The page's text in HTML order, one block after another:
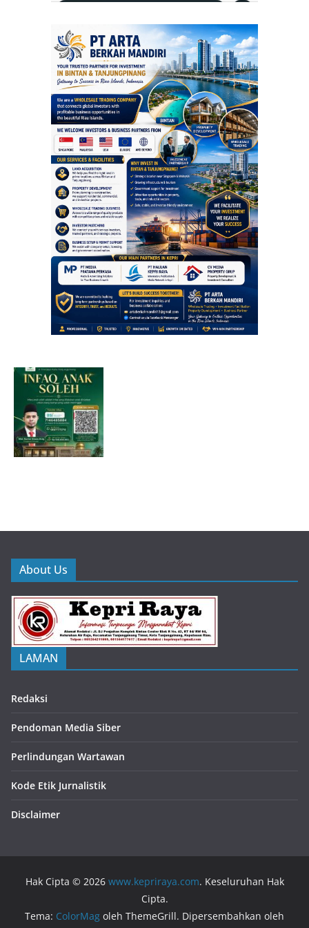
About Us
LAMAN
Redaksi
Pendoman Media Siber
Perlindungan Wartawan
Kode Etik Jurnalistik
Disclaimer
Hak Cipta © 2026 www.kepriraya.com. Keseluruhan Hak
Cipta.
Tema: ColorMag oleh ThemeGrill. Dipersembahkan oleh